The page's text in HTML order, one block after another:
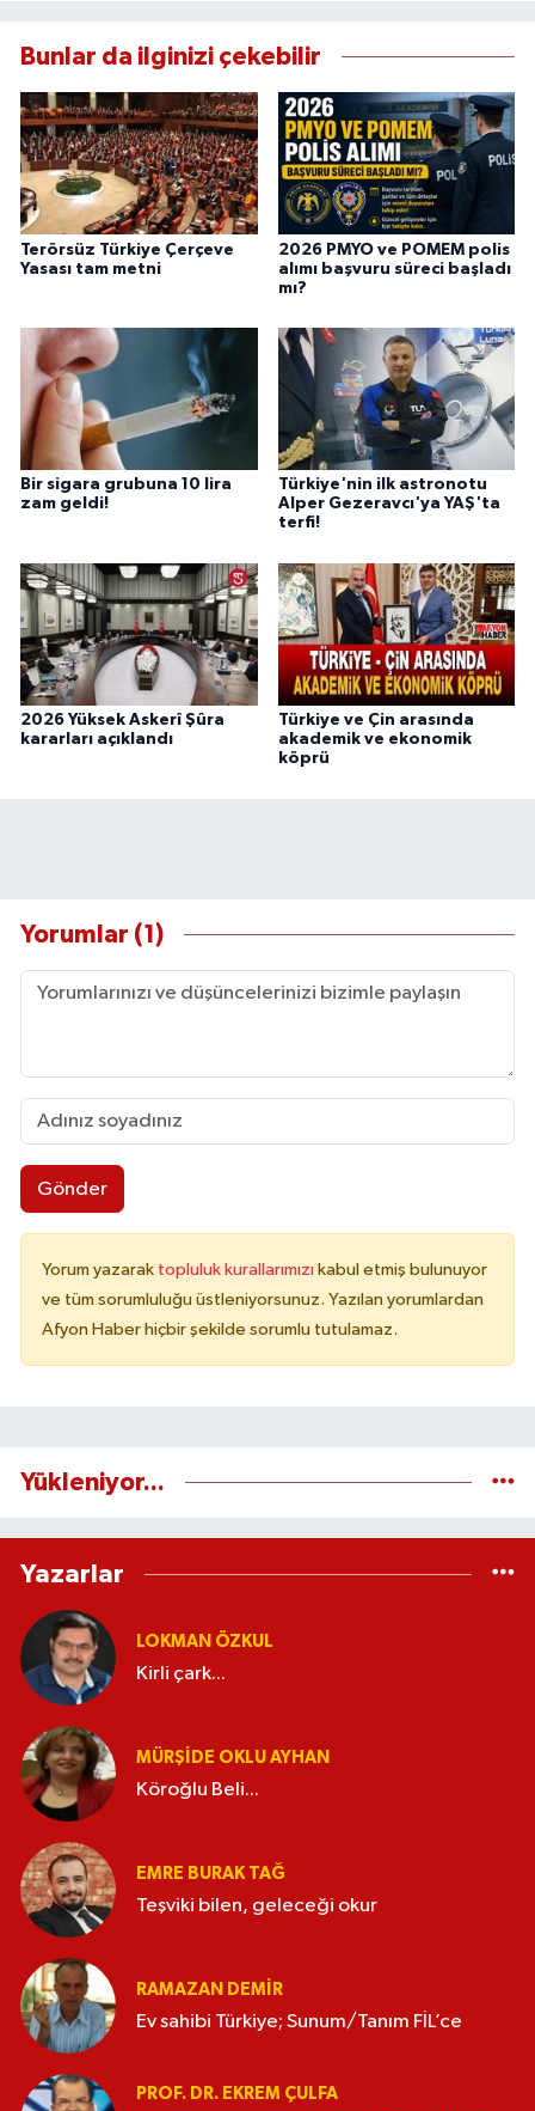
Bunlar da ilginizi çekebilir
Terörsüz Türkiye Çerçeve
Yasası tam metni
2026 PMYO ve POMEM polis
alımı başvuru süreci başladı
mı?
Bir sigara grubuna 10 lira
zam geldi!
Türkiye'nin ilk astronotu
Alper Gezeravcı'ya YAŞ'ta
terfi!
2026 Yüksek Askerî Şûra
kararları açıklandı
Türkiye ve Çin arasında
akademik ve ekonomik
köprü
Yorumlar (1)
Gönder
Yorum yazarak topluluk kurallarımızı kabul etmiş bulunuyor
ve tüm sorumluluğu üstleniyorsunuz. Yazılan yorumlardan
Afyon Haber hiçbir şekilde sorumlu tutulamaz.
Yükleniyor...
Yazarlar
LOKMAN ÖZKUL
Kirli çark...
MÜRŞIDE OKLU AYHAN
Köroğlu Beli...
EMRE BURAK TAĞ
Teşviki bilen, geleceği okur
RAMAZAN DEMİR
Ev sahibi Türkiye; Sunum/Tanım FİL’ce
PROF. DR. EKREM ÇULFA